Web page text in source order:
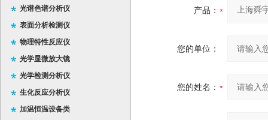
光谱色谱分析仪
表面分析检测仪
物理特性反应仪
光学显微放大镜
光学检测分析仪
生化反应分析仪
加温恒温设备类
产品：
您的单位：
您的姓名：